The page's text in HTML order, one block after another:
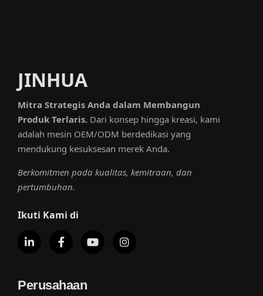
JINHUA
Mitra Strategis Anda dalam Membangun
Produk Terlaris. Dari konsep hingga kreasi, kami
adalah mesin OEM/ODM berdedikasi yang
mendukung kesuksesan merek Anda.
Berkomitmen pada kualitas, kemitraan, dan
pertumbuhan.
Ikuti Kami di
Perusahaan